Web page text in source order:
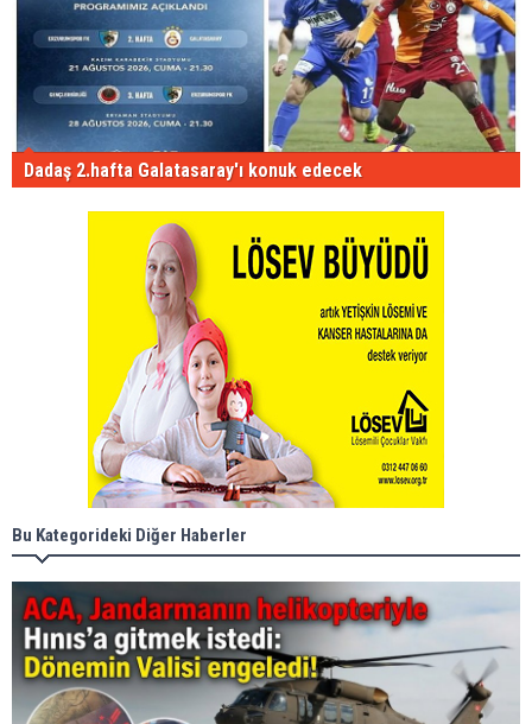
Dadaş 2.hafta Galatasaray'ı konuk edecek
Bu Kategorideki Diğer Haberler